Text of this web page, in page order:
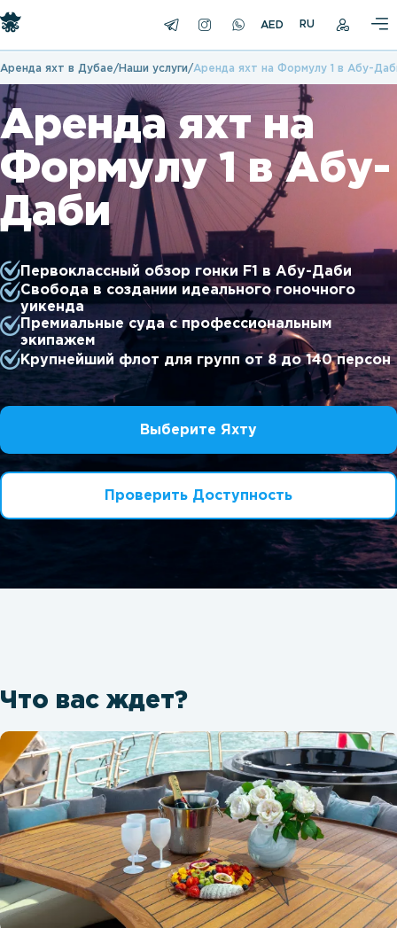
RU
Аренда яхт в Дубае Наши услуги Аренда яхт на Формулу 1 в Абу-
Аренда яхт на
Формулу 1 в Абу-
Даби
Первоклассный обзор гонки F1 в Абу-Даби
Свобода в создании идеального гоночного
уикенда
Премиальные суда с профессиональным
экипажем
Крупнейший флот для групп от 8 до 140 персон
Выберите Яхту
Проверить Доступность
Что вас ждет?